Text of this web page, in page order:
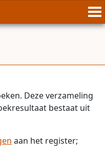
Deze verzameling
bestaat uit
aan het register;